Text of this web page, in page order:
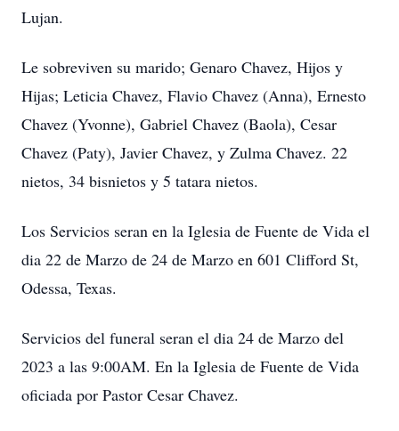
Lujan.
Le sobreviven su marido; Genaro Chavez, Hijos y
Hijas; Leticia Chavez, Flavio Chavez (Anna), Ernesto
Chavez (Yvonne), Gabriel Chavez (Baola), Cesar
Chavez (Paty), Javier Chavez, y Zulma Chavez. 22
nietos, 34 bisnietos y 5 tatara nietos.
Los Servicios seran en la Iglesia de Fuente de Vida el
dia 22 de Marzo de 24 de Marzo en 601 Clifford St,
Odessa, Texas.
Servicios del funeral seran el dia 24 de Marzo del
2023 a las 9:00AM. En la Iglesia de Fuente de Vida
oficiada por Pastor Cesar Chavez.